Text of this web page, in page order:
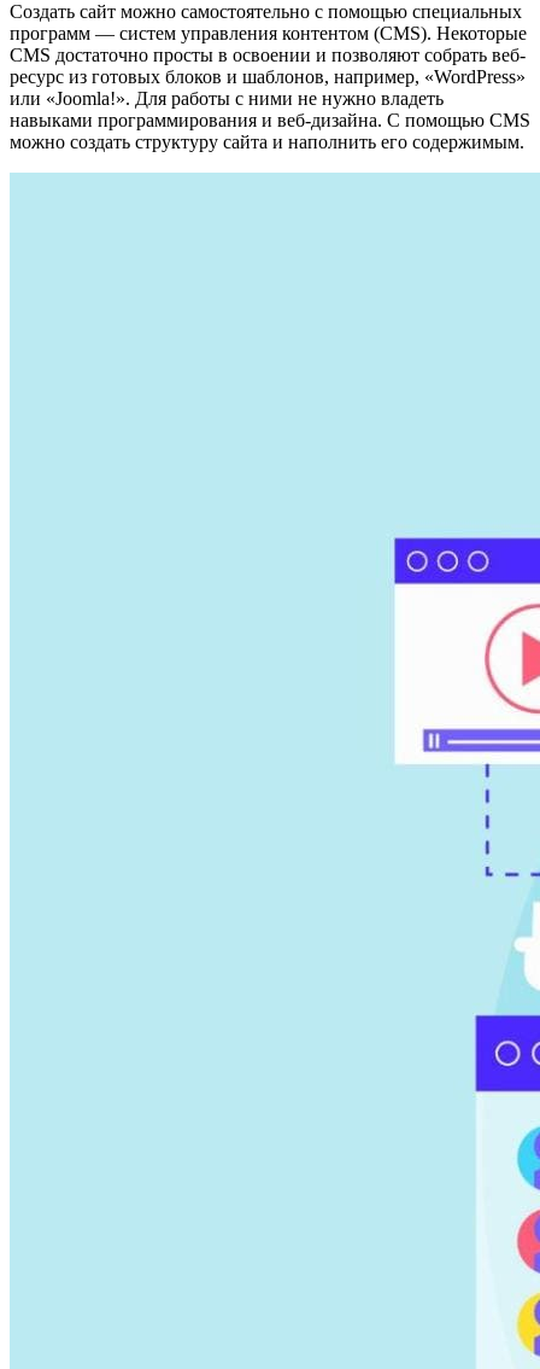
Создать сайт можно самостоятельно с помощью специальных
программ — систем управления контентом (CMS). Некоторые
CMS достаточно просты в освоении и позволяют собрать веб-
ресурс из готовых блоков и шаблонов, например, «WordPress»
или «Joomla!». Для работы с ними не нужно владеть
навыками программирования и веб-дизайна. С помощью CMS
можно создать структуру сайта и наполнить его содержимым.